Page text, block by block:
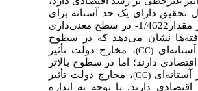
تحقیق دارای یک حد آستانه برای
کنترل فساد در مقدار1/4622- در سطح معنی‌داری
نشان می‌دهد که در سطوح
آستانه‌ای(CC)، مخارج دولت تأثیر
دارند؛ اما در سطوح بالاتر
آستانه‌ای(CC)، مخارج دولت تأثیر
دارند. با توجه به اندازه